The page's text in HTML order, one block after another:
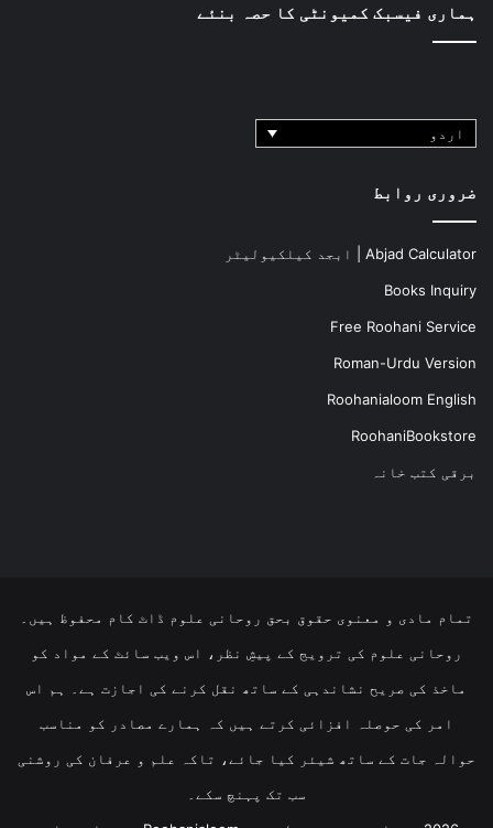
ہماری فیسبک کمیونٹی کا حصہ بنئے
اردو
ضروری روابط
Abjad Calculator | ابجد کیلکیولیٹر
Books Inquiry
Free Roohani Service
Roman-Urdu Version
Roohanialoom English
RoohaniBookstore
برقی کتب خانہ
تمام مادی و معنوی حقوق بحق روحانی علوم ڈاٹ کام محفوظ ہیں۔
روحانی علوم کی ترویج کے پیشِ نظر، اس ویب سائٹ کے مواد کو
ماخذ کی صریح نشاندہی کے ساتھ نقل کرنے کی اجازت ہے۔ ہم اس
امر کی حوصلہ افزائی کرتے ہیں کہ ہمارے مصادر کو مناسب
حوالہ جات کے ساتھ شیئر کیا جائے، تاکہ علم و عرفان کی روشنی
سب تک پہنچ سکے۔